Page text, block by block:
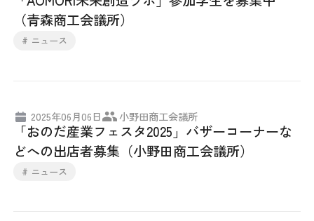
（青森商工会議所）
# ニュース
2025年06月06日 小野田商工会議所
「おのだ産業フェスタ2025」バザーコーナーな
どへの出店者募集（小野田商工会議所）
# ニュース